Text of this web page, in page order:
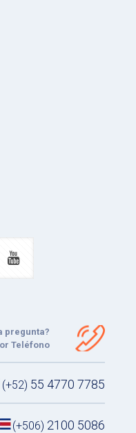
pregunta?
Teléfono
(+52) 55 4770 7785
(+506) 2100 5086